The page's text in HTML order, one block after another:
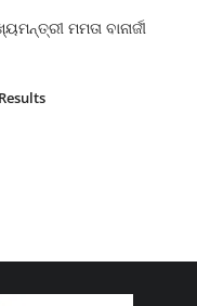
ମମତା ବାନାର୍ଜୀ